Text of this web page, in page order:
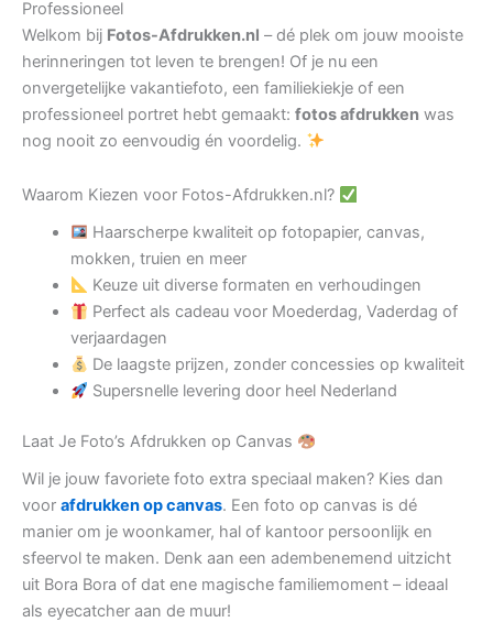
Professioneel
Welkom bij Fotos-Afdrukken.nl – dé plek om jouw mooiste
herinneringen tot leven te brengen! Of je nu een
onvergetelijke vakantiefoto, een familiekiekje of een
professioneel portret hebt gemaakt: fotos afdrukken was
nog nooit zo eenvoudig én voordelig.
Waarom Kiezen voor Fotos-Afdrukken.nl?
Haarscherpe kwaliteit op fotopapier, canvas,
mokken, truien en meer
Keuze uit diverse formaten en verhoudingen
Perfect als cadeau voor Moederdag, Vaderdag of
verjaardagen
De laagste prijzen, zonder concessies op kwaliteit
Supersnelle levering door heel Nederland
Laat Je Foto’s Afdrukken op Canvas
Wil je jouw favoriete foto extra speciaal maken? Kies dan
voor afdrukken op canvas. Een foto op canvas is dé
manier om je woonkamer, hal of kantoor persoonlijk en
sfeervol te maken. Denk aan een adembenemend uitzicht
uit Bora Bora of dat ene magische familiemoment – ideaal
als eyecatcher aan de muur!